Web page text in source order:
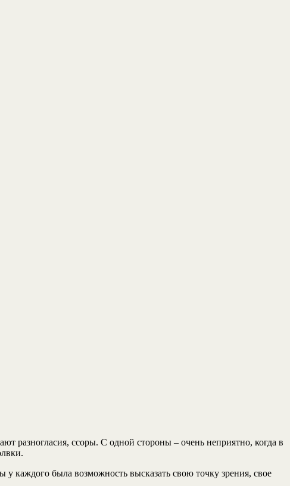
разногласия, ссоры. С одной стороны – очень неприятно, когда в
каждого была возможность высказать свою точку зрения, свое